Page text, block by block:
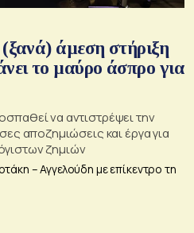
άμεση στήριξη
το μαύρο άσπρο για
να αντιστρέψει την
αποζημιώσεις και έργα για
ζημιών